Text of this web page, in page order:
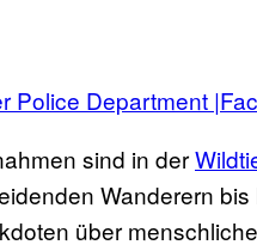
Police Department
sind in der
Wanderern
über